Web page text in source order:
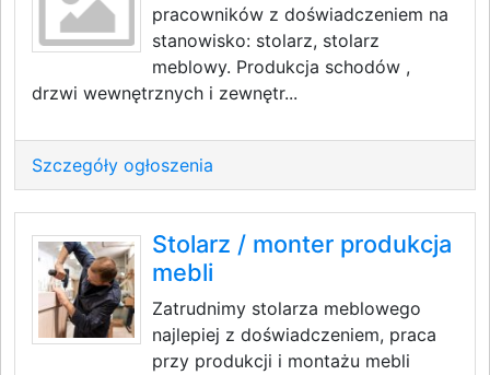
pracowników z doświadczeniem na
stanowisko: stolarz, stolarz
meblowy. Produkcja schodów ,
drzwi wewnętrznych i zewnętr...
Szczegóły ogłoszenia
Stolarz / monter produkcja
mebli
Zatrudnimy stolarza meblowego
najlepiej z doświadczeniem, praca
przy produkcji i montażu mebli